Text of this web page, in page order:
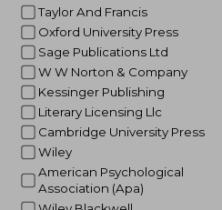
Taylor And Francis
Oxford University Press
Sage Publications Ltd
W W Norton & Company
Kessinger Publishing
Literary Licensing Llc
Cambridge University Press
Wiley
American Psychological
Association (Apa)